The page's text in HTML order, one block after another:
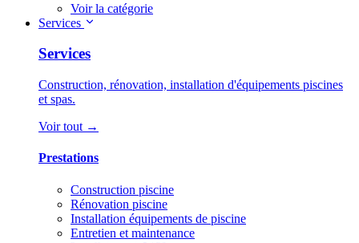
Voir la catégorie
Services
Services
Construction, rénovation, installation d'équipements piscines
et spas.
Voir tout →
Prestations
Construction piscine
Rénovation piscine
Installation équipements de piscine
Entretien et maintenance